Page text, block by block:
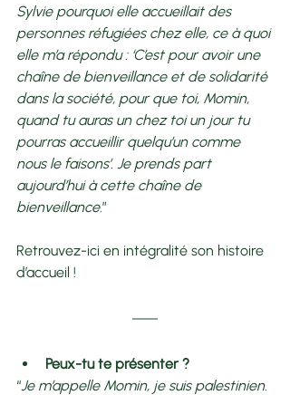
Sylvie pourquoi elle accueillait des
personnes réfugiées chez elle, ce à quoi
elle m’a répondu : ‘C’est pour avoir une
chaîne de bienveillance et de solidarité
dans la société, pour que toi, Momin,
quand tu auras un chez toi un jour tu
pourras accueillir quelqu’un comme
nous le faisons’. Je prends part
aujourd’hui à cette chaîne de
bienveillance.”
Retrouvez-ici en intégralité son histoire
d’accueil !
Peux-tu te présenter ?
“Je m’appelle Momin, je suis palestinien.